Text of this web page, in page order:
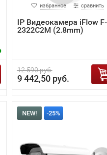
избранное сравнить
IP Видеокамера iFlow
2322C2M (2.8mm)
12 590 руб.
9 442,50 руб.
NEW! -25%